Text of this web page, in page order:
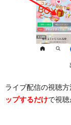
ライブ配信の視聴方
ップするだけで視聴